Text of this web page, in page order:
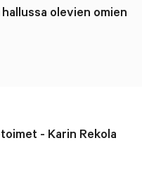
olevien omien
- Karin Rekola